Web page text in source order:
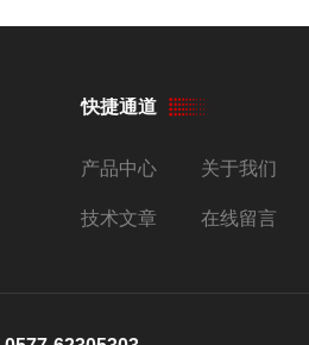
快捷通道
产品中心 关于我们
技术文章 在线留言